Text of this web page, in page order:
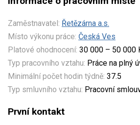
Zaměstnavatel: Řetězárna a.s.
Místo výkonu práce: Česká Ves
Platové ohodnocení: 30 000 – 50 000
Typ pracovního vztahu: Práce na plný
Minimální počet hodin týdně: 37.5
Typ smluvního vztahu: Pracovní
První kontakt